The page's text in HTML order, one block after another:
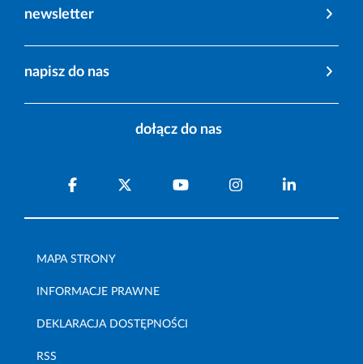
newsletter
napisz do nas
dołącz do nas
MAPA STRONY
INFORMACJE PRAWNE
DEKLARACJA DOSTĘPNOŚCI
RSS